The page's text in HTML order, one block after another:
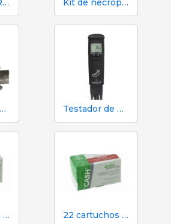
ANDROSTAR PLUS 47 g / 100 L - Diluente de sêmen de longa duração Kit de necropsia e dissecção 333 - 7 instrumentos
Mecaniques Segalés DN150 Contador de Volume e Nitrogênio Testador de pH, EC, TDS e temperatura Hanna HI98130
22 cartuchos verdes calibre para atordoamento em dinheiro no matadouro 22 cartuchos vermelhos calibre para atordoamento em dinheiro em matadouro